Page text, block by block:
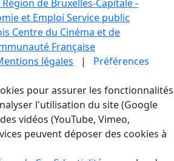
Région de Bruxelles-Capitale -
et Emploi Service public
Centre du Cinéma et de
Française
légales | Préférences
pour assurer les fonctionnalités
l'utilisation du site (Google
vidéos (YouTube, Vimeo,
peuvent déposer des cookies à